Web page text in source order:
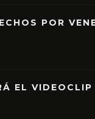
POR
EL